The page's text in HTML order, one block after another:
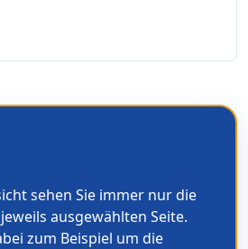
sehen Sie immer nur die
ausgewählten Seite.
zum Beispiel um die